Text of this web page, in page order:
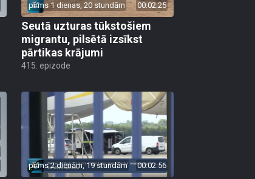
pirms 1 dienas, 20 stundām 00:02:25
Seutā uzturas tūkstošiem
migrantu, pilsētā izsīkst
pārtikas krājumi
415. epizode
pirms 2 dienām, 19 stundām 00:02:56